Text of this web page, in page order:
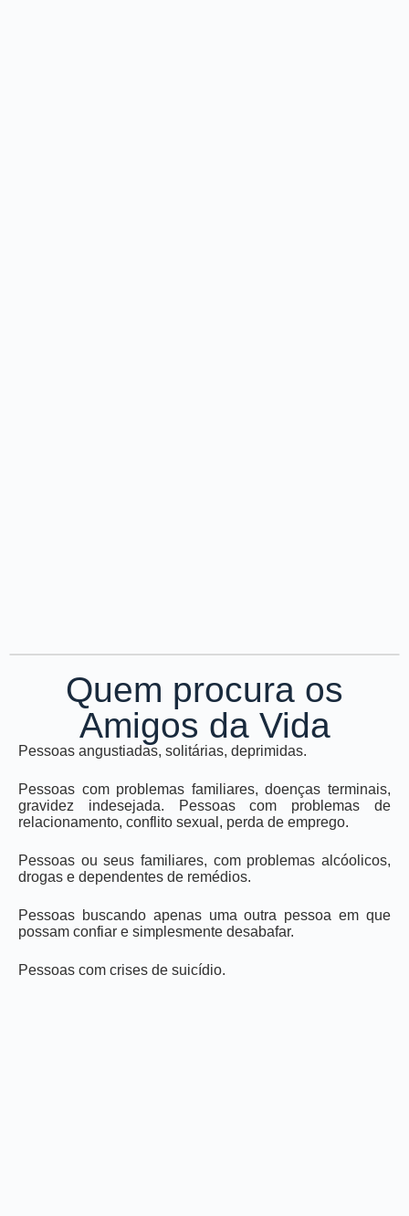
Quem procura os
Amigos da Vida
Pessoas angustiadas, solitárias, deprimidas.
Pessoas com problemas familiares, doenças terminais,
gravidez indesejada. Pessoas com problemas de
relacionamento, conflito sexual, perda de emprego.
Pessoas ou seus familiares, com problemas alcóolicos,
drogas e dependentes de remédios.
Pessoas buscando apenas uma outra pessoa em que
possam confiar e simplesmente desabafar.
Pessoas com crises de suicídio.